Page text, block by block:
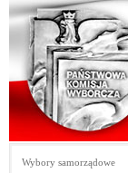
Wybory samorządowe